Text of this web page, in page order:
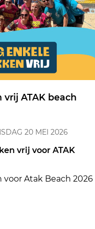
ATAK beach
20 MEI 2026
vrij voor ATAK
Atak Beach 2026